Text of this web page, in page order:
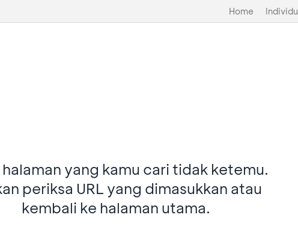
Home Individu
yang kamu cari tidak ketemu.
periksa URL yang dimasukkan atau
kembali ke halaman utama.